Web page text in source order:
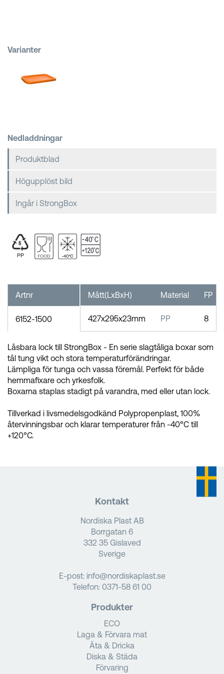
Varianter
Nedladdningar
Produktblad
Högupplöst bild
Ingår i StrongBox
Mått(LxBxH) Material FP
427x295x23mm PP 8
Artnr
6152-1500
Låsbara lock till StrongBox - En serie slagtåliga boxar som
tål tung vikt och stora temperaturförändringar.
Lämpliga för tunga och vassa föremål. Perfekt för både
hemmafixare och yrkesfolk.
Boxarna staplas stadigt på varandra, med eller utan lock.
Tillverkad i livsmedelsgodkänd Polypropenplast, 100%
återvinningsbar och klarar temperaturer från -40°C till
+120°C.
Kontakt
Nordiska Plast AB
Borrgatan 6
332 35 Gislaved
Sverige
E-post: info@nordiskaplast.se
Telefon: 0371-58 61 00
Produkter
ECO
Laga & Förvara mat
Äta & Dricka
Diska & Städa
Förvaring